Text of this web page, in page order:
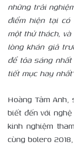
những trải
điểm hiện tại
một thử thách,
lòng khán giả
để tỏa sáng
tiết mục hay
Hoàng Tâm
biết đến với
kinh nghiệm
cùng bolero